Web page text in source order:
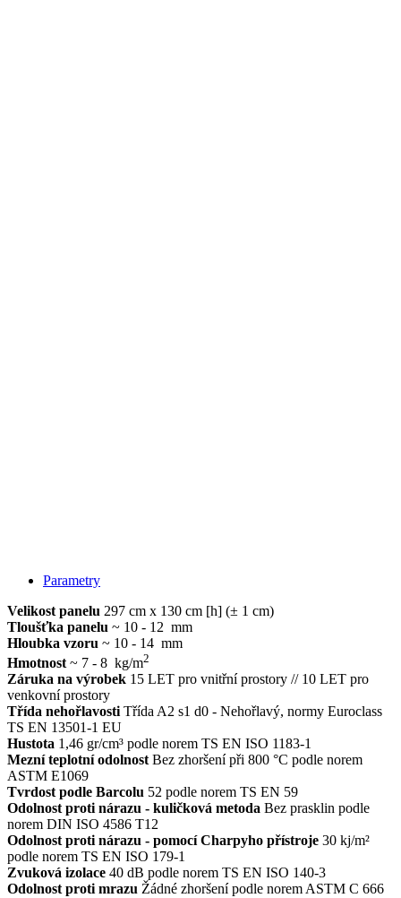
Parametry
Velikost panelu 297 cm x 130 cm [h] (± 1 cm)
Tloušťka panelu ~ 10 - 12 mm
Hloubka vzoru ~ 10 - 14 mm
Hmotnost ~ 7 - 8 kg/m2
Záruka na výrobek 15 LET pro vnitřní prostory // 10 LET pro
venkovní prostory
Třída nehořlavosti Třída A2 s1 d0 - Nehořlavý, normy Euroclass
TS EN 13501-1 EU
Hustota 1,46 gr/cm³ podle norem TS EN ISO 1183-1
Mezní teplotní odolnost Bez zhoršení při 800 °C podle norem
ASTM E1069
Tvrdost podle Barcolu 52 podle norem TS EN 59
Odolnost proti nárazu - kuličková metoda Bez prasklin podle
norem DIN ISO 4586 T12
Odolnost proti nárazu - pomocí Charpyho přístroje 30 kj/m²
podle norem TS EN ISO 179-1
Zvuková izolace 40 dB podle norem TS EN ISO 140-3
Odolnost proti mrazu Žádné zhoršení podle norem ASTM C 666